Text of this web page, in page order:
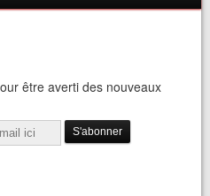
être averti des nouveaux